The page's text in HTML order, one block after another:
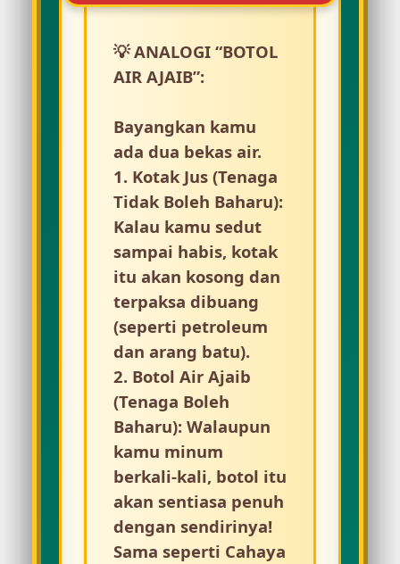
💡 ANALOGI “BOTOL
AIR AJAIB”:
Bayangkan kamu
ada dua bekas air.
1. Kotak Jus (Tenaga
Tidak Boleh Baharu):
Kalau kamu sedut
sampai habis, kotak
itu akan kosong dan
terpaksa dibuang
(seperti petroleum
dan arang batu).
2. Botol Air Ajaib
(Tenaga Boleh
Baharu):Walaupun
kamu minum
berkali-kali, botol itu
akan sentiasa penuh
dengan sendirinya!
Sama seperti Cahaya